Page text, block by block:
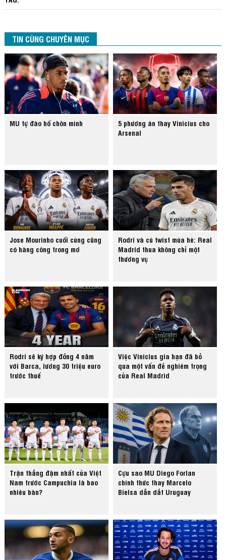
TIN CÙNG CHUYÊN MỤC
MU tự đào hố chôn mình
5 phương án thay Vinicius cho
Arsenal
Jose Mourinho cuối cùng cũng
có hàng công trong mơ
Rodri và cú twist mùa hè: Real
Madrid thua không chỉ một
thương vụ
Rodri sẽ ký hợp đồng 4 năm
với Barca, lương 30 triệu euro
trước thuế
Việc Vinicius gia hạn đã bỏ
qua một vấn đề nghiêm trọng
của Real Madrid
Trận thắng đậm nhất của Việt
Nam trước Campuchia là bao
nhiêu bàn?
Cựu sao MU Diego Forlan
chính thức thay Marcelo
Bielsa dẫn dắt Uruguay